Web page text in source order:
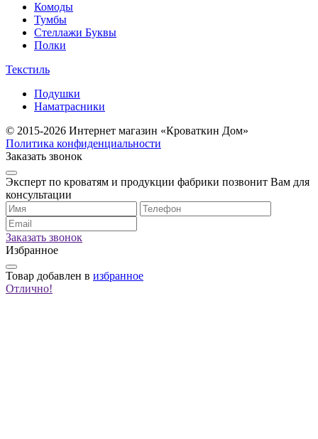
Комоды
Тумбы
Стеллажи Буквы
Полки
Текстиль
Подушки
Наматрасники
© 2015-2026 Интернет магазин «Кроваткин Дом»
Политика конфиденциальности
Заказать звонок
Эксперт по кроватям и продукции фабрики позвонит Вам для
консультации
Заказать звонок
Избранное
Товар добавлен в избранное
Отлично!